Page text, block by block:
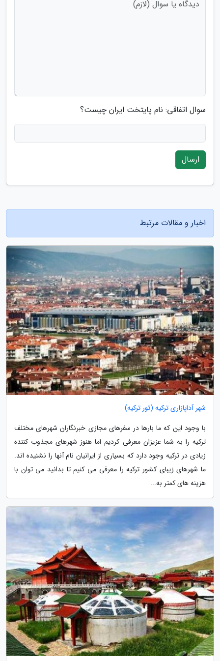
سوال اتفاقی: نام پایتخت ایران چیست؟
ارسال
اخبار و مقالات مرتبط
شهر آداپازاری ترکیه (تور ترکیه)
با وجود این که ما بارها در سفرهای مجازی خبرنگاران شهرهای مختلف
ترکیه را به شما عزیزان معرفی کردیم اما هنوز شهرهای مجذوب کننده
زیادی در ترکیه وجود دارد که بسیاری از ایرانیان نام آنها را نشنیده اند.
ما شهرهای زیبای کشور ترکیه را معرفی می کنیم تا بدانید می توان با
هزینه های کمتر به...